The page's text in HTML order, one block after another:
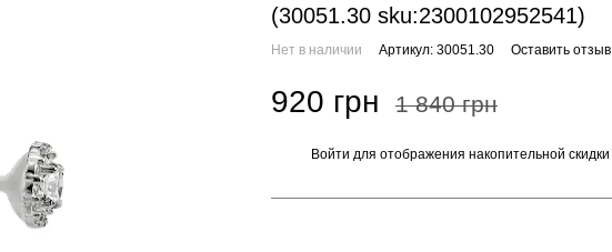
(30051.30 sku:2300102952541)
Нет в наличии Артикул: 30051.30 Оставить отзыв
920 грн 1 840 грн
Войти для отображения накопительной скидки